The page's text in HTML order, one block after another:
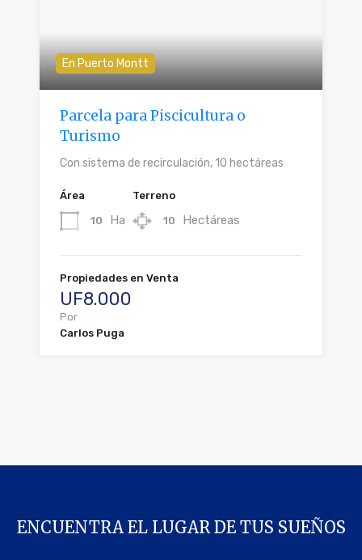
En Puerto Montt
Parcela para Piscicultura o
Turismo
Con sistema de recirculación, 10 hectáreas
Área
10 Ha
Terreno
10 Hectáreas
Propiedades en Venta
UF8.000
Por
Carlos Puga
ENCUENTRA EL LUGAR DE TUS SUEÑOS